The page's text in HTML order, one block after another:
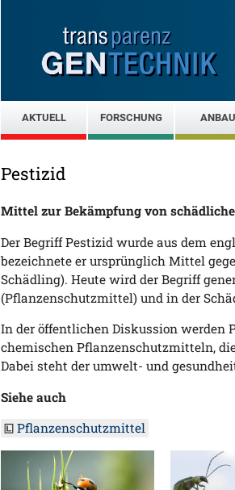
AKTUELL FORSCHUNG ANBAU
Pestizid
Mittel zur Bekämpfung von
Der Begriff Pestizid wurde aus dem
bezeichnete er ursprünglich Mittel
Schädling). Heute wird der Begriff
(Pflanzenschutzmittel) und in der
In der öffentlichen Diskussion werden
chemischen Pflanzenschutzmitteln,
Dabei steht der umwelt- und
Siehe auch
Pflanzenschutzmittel